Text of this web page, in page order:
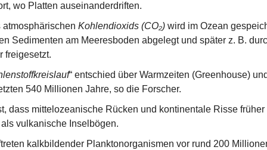
wo Platten auseinanderdriften.
Kohlendioxids (CO₂) wird im Ozean
Sedimenten am Meeresboden abgelegt und später z. B.
freigesetzt.
“ entschied über Warmzeiten (Greenhouse)
540 Millionen Jahre, so die Forscher.
dass mittelozeanische Rücken und kontinentale Risse
vulkanische Inselbögen.
kalkbildender Planktonorganismen vor rund 200